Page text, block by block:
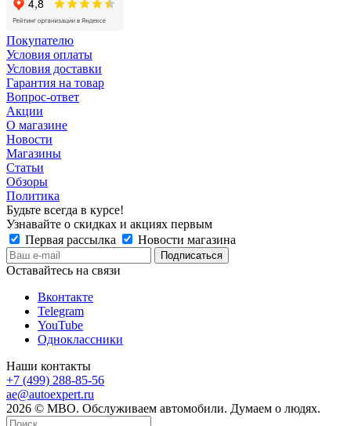
Покупателю
Условия оплаты
Условия доставки
Гарантия на товар
Вопрос-ответ
Акции
О магазине
Новости
Магазины
Статьи
Обзоры
Политика
Будьте всегда в курсе!
Узнавайте о скидках и акциях первым
Первая рассылка
Новости магазина
Оставайтесь на связи
Вконтакте
Telegram
YouTube
Одноклассники
Наши контакты
+7 (499) 288-85-56
ae@autoexpert.ru
2026 © МВО. Обслуживаем автомобили. Думаем о людях.